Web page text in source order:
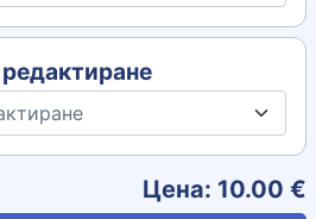
Цена: 10.00 €